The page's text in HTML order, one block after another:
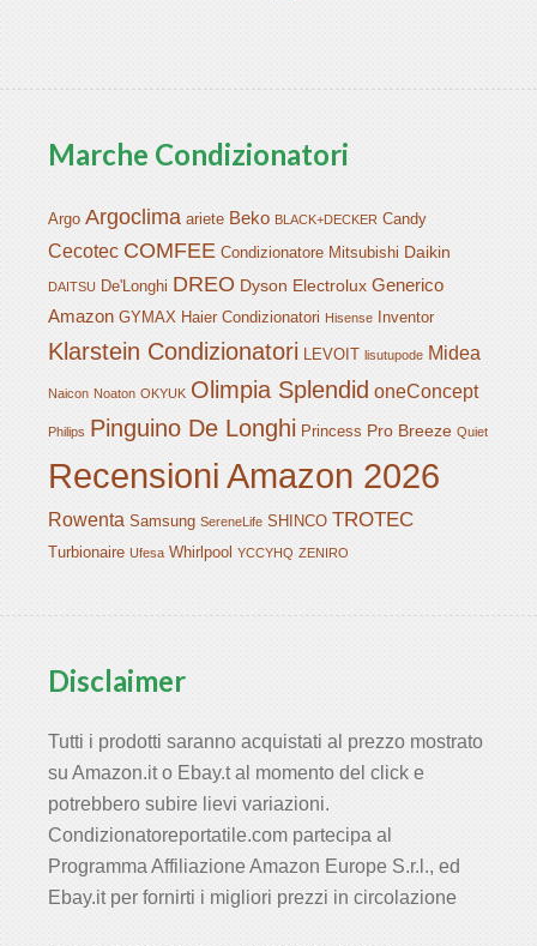
Marche Condizionatori
Argo Argoclima ariete Beko BLACK+DECKER Candy
Cecotec COMFEE Condizionatore Mitsubishi Daikin
DAITSU De'Longhi DREO Dyson Electrolux Generico
Amazon GYMAX Haier Condizionatori Hisense Inventor
Klarstein Condizionatori LEVOIT lisutupode Midea
Naicon Noaton OKYUK Olimpia Splendid oneConcept
Philips Pinguino De Longhi Princess Pro Breeze Quiet
Recensioni Amazon 2026
Rowenta Samsung SereneLife SHINCO TROTEC
Turbionaire Ufesa Whirlpool YCCYHQ ZENIRO
Disclaimer
Tutti i prodotti saranno acquistati al prezzo mostrato
su Amazon.it o Ebay.t al momento del click e
potrebbero subire lievi variazioni.
Condizionatoreportatile.com partecipa al
Programma Affiliazione Amazon Europe S.r.l., ed
Ebay.it per fornirti i migliori prezzi in circolazione